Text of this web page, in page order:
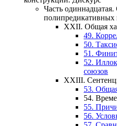
Часть одиннадцатая.
полипредикативных
XXII. Общая
49.
50.
51.
52.
союзов
XXIII.
53.
54.
55.
56.